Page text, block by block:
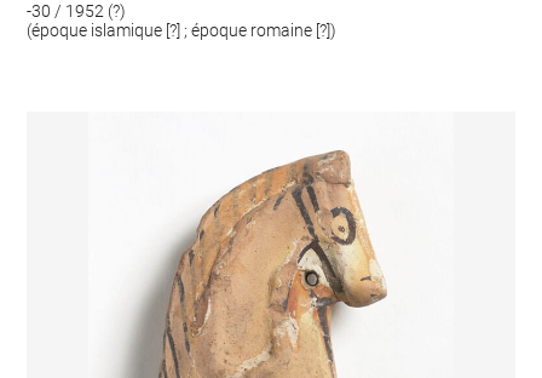
-30 / 1952 (?)
(époque islamique [?] ; époque romaine [?])